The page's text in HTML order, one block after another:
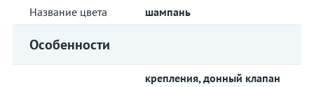
Название цвета
шампань
Особенности
крепления, донный клапан